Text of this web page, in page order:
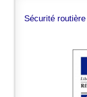
Sécurité